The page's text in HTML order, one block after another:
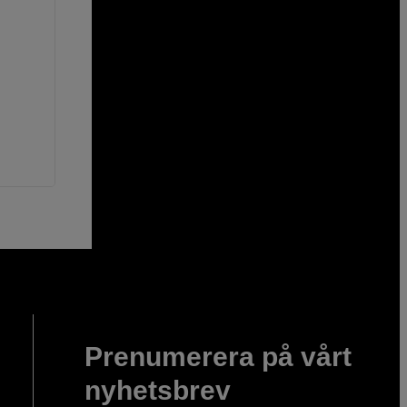
Prenumerera på vårt
nyhetsbrev